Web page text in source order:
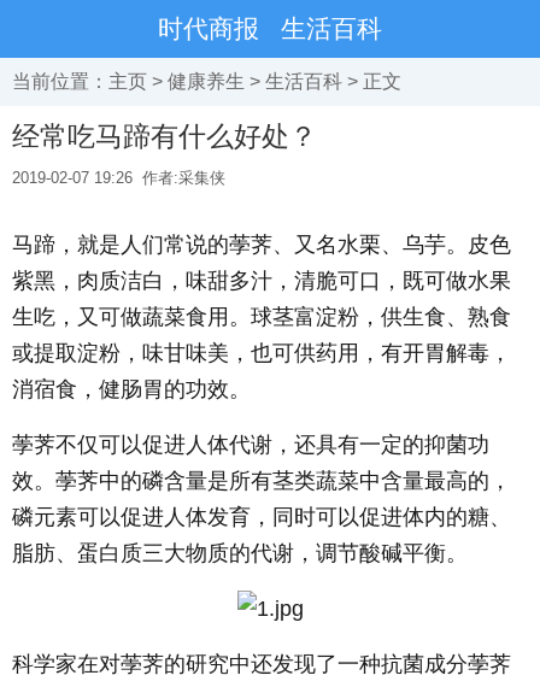
时代商报 生活百科
当前位置： 主页 > 健康养生 > 生活百科 > 正文
经常吃马蹄有什么好处？
2019-02-07 19:26 作者:采集侠
马蹄，就是人们常说的荸荠、又名水栗、乌芋。皮色
紫黑，肉质洁白，味甜多汁，清脆可口，既可做水果
生吃，又可做蔬菜食用。球茎富淀粉，供生食、熟食
或提取淀粉，味甘味美，也可供药用，有开胃解毒，
消宿食，健肠胃的功效。
荸荠不仅可以促进人体代谢，还具有一定的抑菌功
效。荸荠中的磷含量是所有茎类蔬菜中含量最高的，
磷元素可以促进人体发育，同时可以促进体内的糖、
脂肪、蛋白质三大物质的代谢，调节酸碱平衡。
科学家在对荸荠的研究中还发现了一种抗菌成分荸荠